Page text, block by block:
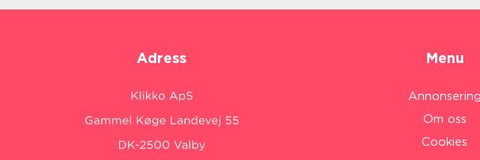
Adress Menu
Om oss
Cookies